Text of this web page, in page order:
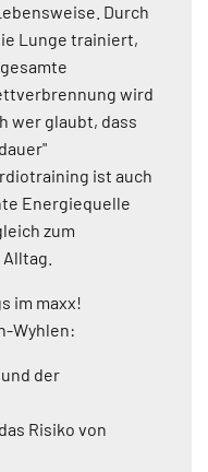
Durch
Lunge trainiert,
wird
wer glaubt, dass
ist auch
Energiequelle
zum
im maxx!
Wyhlen:
der
Risiko von